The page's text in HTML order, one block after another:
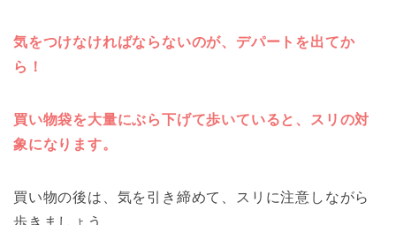
気をつけなければならないのが、デパートを出てか
ら！
買い物袋を大量にぶら下げて歩いていると、スリの対
象になります。
買い物の後は、気を引き締めて、スリに注意しながら